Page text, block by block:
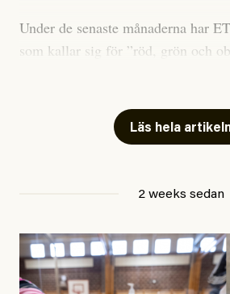
Under de senaste månaderna har
som kallar sig för ”röd, grön och
skriver för? Vad betyder det att
oberoende” tidning? Och vad är
utpekas som israelisk infiltratör”.
handlar artikeln om en person vars
Läs hela
2 weeks sedan